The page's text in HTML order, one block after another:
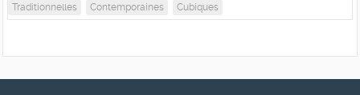
Traditionnelles Contemporaines Cubiques